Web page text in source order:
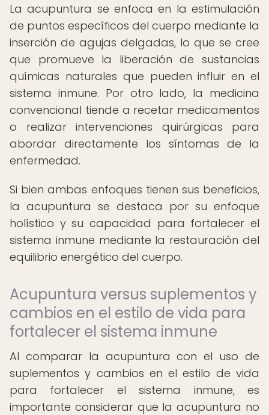
La acupuntura se enfoca en la estimulación
de puntos específicos del cuerpo mediante la
inserción de agujas delgadas, lo que se cree
que promueve la liberación de sustancias
químicas naturales que pueden influir en el
sistema inmune. Por otro lado, la medicina
convencional tiende a recetar medicamentos
o realizar intervenciones quirúrgicas para
abordar directamente los síntomas de la
enfermedad.
Si bien ambas enfoques tienen sus beneficios,
la acupuntura se destaca por su enfoque
holístico y su capacidad para fortalecer el
sistema inmune mediante la restauración del
equilibrio energético del cuerpo.
Acupuntura versus suplementos y
cambios en el estilo de vida para
fortalecer el sistema inmune
Al comparar la acupuntura con el uso de
suplementos y cambios en el estilo de vida
para fortalecer el sistema inmune, es
importante considerar que la acupuntura no